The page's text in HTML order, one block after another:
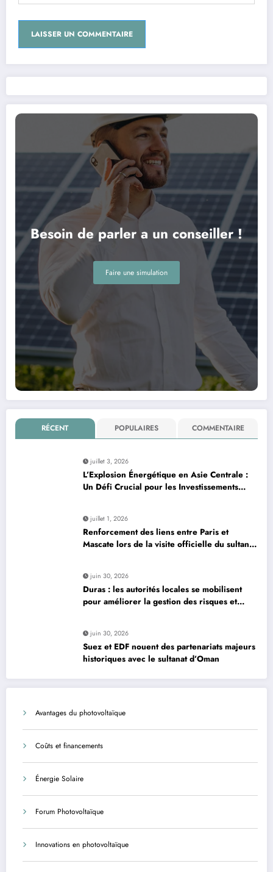
Besoin de parler a un conseiller !
Faire une simulation
RÉCENT POPULAIRES COMMENTAIRE
juillet 3, 2026
L’Explosion Énergétique en Asie Centrale :
Un Défi Crucial pour les Investissements
juillet 1, 2026
Renforcement des liens entre Paris et
Mascate lors de la visite officielle du sultan
juin 30, 2026
Duras : les autorités locales se mobilisent
pour améliorer la gestion des risques et
juin 30, 2026
Suez et EDF nouent des partenariats majeurs
historiques avec le sultanat d’Oman
Avantages du photovoltaïque
Coûts et financements
Énergie Solaire
Forum Photovoltaïque
Innovations en photovoltaïque